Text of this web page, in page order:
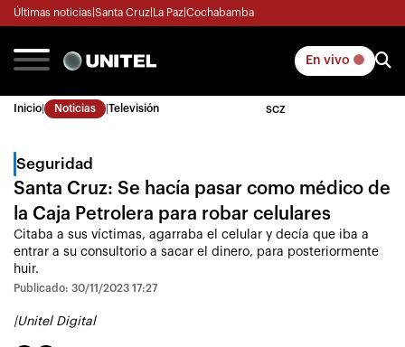
Últimas noticias Santa Cruz La Paz Cochabamba
En vivo
Inicio Noticias Televisión SCZ
Seguridad
Santa Cruz: Se hacía pasar como médico de
la Caja Petrolera para robar celulares
Citaba a sus víctimas, agarraba el celular y decía que iba a
entrar a su consultorio a sacar el dinero, para posteriormente
huir.
Publicado: 30/11/2023 17:27
|Unitel Digital